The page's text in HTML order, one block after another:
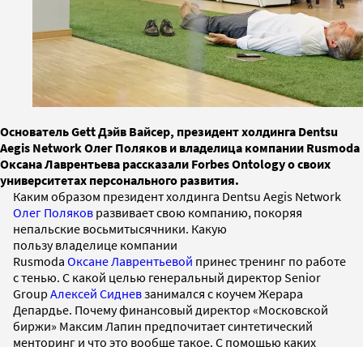
Основатель Gett Дэйв Вайсер, президент холдинга Dentsu
Aegis Network Олег Поляков и владелица компании Rusmoda
Оксана Лаврентьева рассказали Forbes Ontology о своих
университетах персонального развития.
Каким образом президент холдинга Dentsu Aegis Network
Олег Поляков развивает свою компанию, покоряя
непальские восьмитысячники. Какую
пользу владелице компании
Rusmoda Оксане Лаврентьевой принес тренинг по работе
с тенью. С какой целью генеральный директор Senior
Group Алексей Сидневзанимался с коучем Жерара
Депардье. Почему финансовый директор «Московской
биржи» Максим Лапин предпочитает синтетический
менторинг и что это вообще такое. С помощью каких